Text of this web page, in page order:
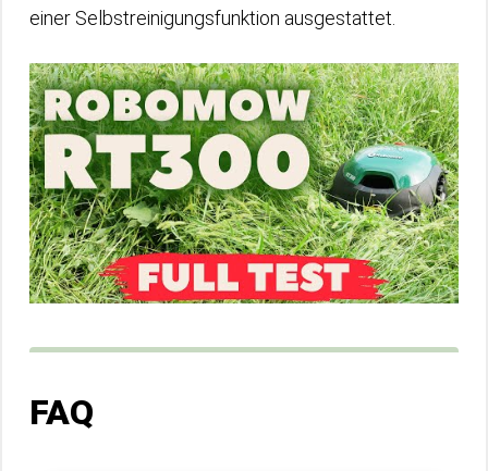
einer Selbstreinigungsfunktion ausgestattet.
FAQ